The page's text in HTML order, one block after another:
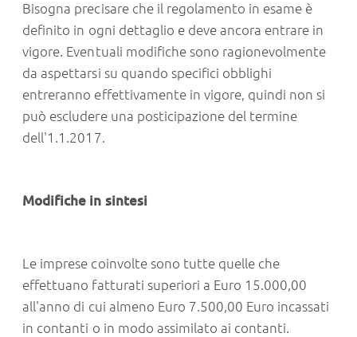
Bisogna precisare che il regolamento in esame è
definito in ogni dettaglio e deve ancora entrare in
vigore. Eventuali modifiche sono ragionevolmente
da aspettarsi su quando specifici obblighi
entreranno effettivamente in vigore, quindi non si
può escludere una posticipazione del termine
dell'1.1.2017.
Modifiche in sintesi
Le imprese coinvolte sono tutte quelle che
effettuano fatturati superiori a Euro 15.000,00
all'anno di cui almeno Euro 7.500,00 Euro incassati
in contanti o in modo assimilato ai contanti.